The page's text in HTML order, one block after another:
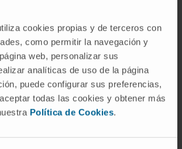
cookies propias y de terceros con
como permitir la navegación y
web, personalizar sus
analíticas de uso de la página
puede configurar sus preferencias,
todas las cookies y obtener más
Política de Cookies.
más información?
más nuestra investigación,
Cima Universidad de Navarra